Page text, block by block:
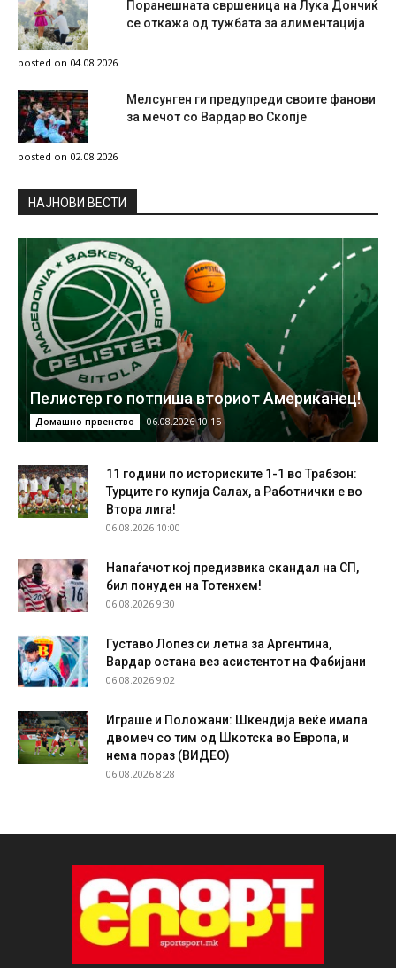
Поранешната свршеница на Лука Дончиќ
се откажа од тужбата за алиментација
posted on 04.08.2026
Мелсунген ги предупреди своите фанови
за мечот со Вардар во Скопје
posted on 02.08.2026
НAЈНОВИ ВЕСТИ
Пелистер го потпиша вториот Американец!
Домашно првенство 06.08.2026 10:15
11 години по историските 1-1 во Трабзон:
Турците го купија Салах, а Работнички е во
Втора лига!
06.08.2026 10:00
Напаѓачот кој предизвика скандал на СП,
бил понуден на Тотенхем!
06.08.2026 9:30
Густаво Лопез си летна за Аргентина,
Вардар остана вез асистентот на Фабијани
06.08.2026 9:02
Играше и Положани: Шкендија веќе имала
двомеч со тим од Шкотска во Европа, и
нема пораз (ВИДЕО)
06.08.2026 8:28